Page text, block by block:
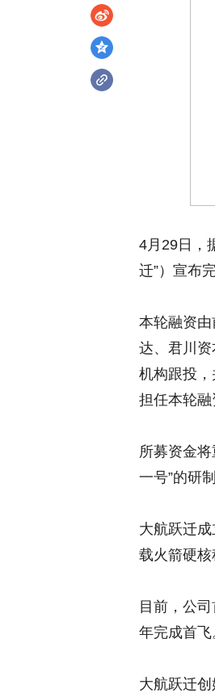
4月29日，
迁”）宣布
本轮融资
达、君川
机构跟投
担任本轮融
所募资金
一号”的研
大航跃迁
载火箭硬核
目前，公
年完成首飞
大航跃迁